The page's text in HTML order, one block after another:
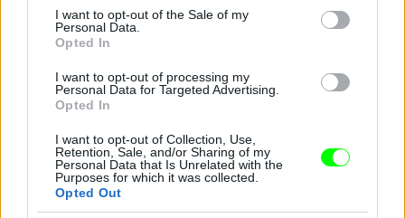
consent section.
I want to opt-out of the Sale of my
Personal Data.
Opted In
I want to opt-out of processing my
Personal Data for Targeted Advertising.
Opted In
I want to opt-out of Collection, Use,
Retention, Sale, and/or Sharing of my
Personal Data that Is Unrelated with the
Purposes for which it was collected.
Opted Out